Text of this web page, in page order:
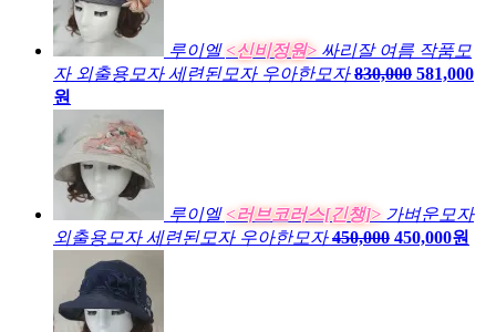
루이엘 <신비정원> 싸리잘 여름 작품모
자 외출용모자 세련된모자 우아한모자 830,000 581,000
원
루이엘 <러브코러스[긴챙]> 가벼운모자
외출용모자 세련된모자 우아한모자 450,000 450,000원